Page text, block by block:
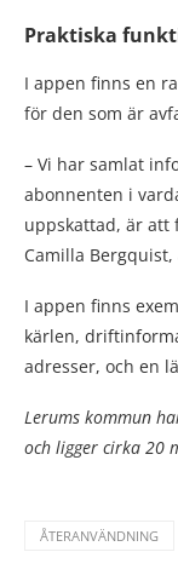
Praktiska
I appen finns en
för den som är
– Vi har samlat
abonnenten i
uppskattad, är att
Camilla
I appen finns
kärlen,
adresser, och en
Lerums kommun
och ligger cirka 20
ÅTERANVÄNDNING